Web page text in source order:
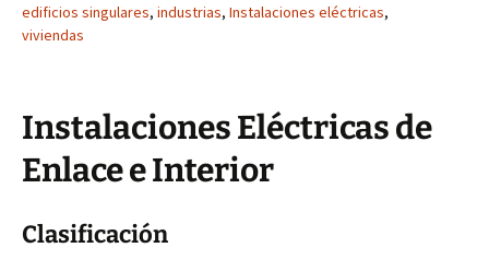
edificios singulares, industrias, Instalaciones eléctricas,
viviendas
Instalaciones Eléctricas de
Enlace e Interior
Clasificación